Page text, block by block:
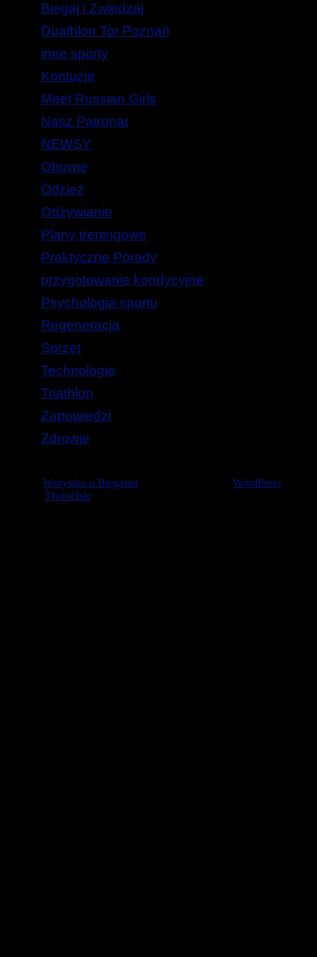
Biegaj i Zwiedzaj
Duathlon Tor Poznań
inne sporty
Kontuzje
Meet Russian Girls
Nasz Patronat
NEWSY
Obuwie
Odzież
Odżywianie
Plany treningowe
Praktyczne Porady
przygotowanie kondycyjne
Psychologia sportu
Regeneracja
Sprzęt
Technologie
Triathlon
Zapowiedzi
Zdrowie
Wszystko o Bieganiu
WordPress
ThemeIsle